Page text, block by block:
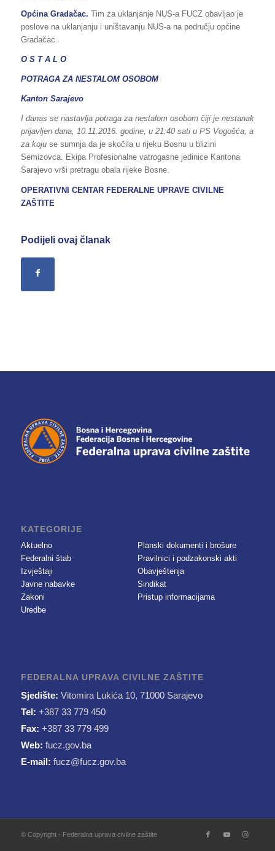
Općina Gradačac. Tim za uklanjanje NUS-a FUCZ obavljao je
poslove na uklanjanju i uništavanju NUS-a na području općine
Gradačac.
O S T A L O
POTRAGA ZA NESTALOM OSOBOM
Kanton Sarajevo
I danas se nastavlja potraga za nestalom osobom čiji je nestanak
prijavljen dana, 10.11.2016. godine, u 21:40 sati u PS Vogošća, a
za koju se sumnja da je skočila u rijeku Bosnu u blizini
Semizovca. Ekipa Profesionalne vatrogasne jedinice Kantona
Sarajevo vrši pretragu obala rijeke Bosne.
OPERATIVNI CENTAR FEDERALNE UPRAVE CIVILNE
ZAŠTITE
Podijeli ovaj članak
KATEGORIJE
Aktuelno
Federalni štab
Izvještaji
Javne nabavke
Zakoni
Uredbe
Planski dokumenti i brošure
Pravilnici i podzakonski akti
Obavještenja
Sindikat
Pristup informacijama
FEDERALNA UPRAVA CIVILNE ZAŠTITE
Sjedište: Vitomira Lukića 10, 71000 Sarajevo
Tel: +387 33 779 450
Fax: +387 33 779 499
Web: fucz.gov.ba
E-mail: fucz@fucz.gov.ba
© Copyright - Federalna uprava civilne zaštite